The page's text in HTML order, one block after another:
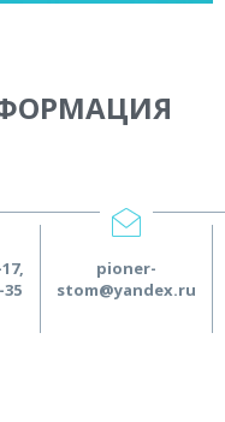
,
35
pioner-
stom@yandex.ru